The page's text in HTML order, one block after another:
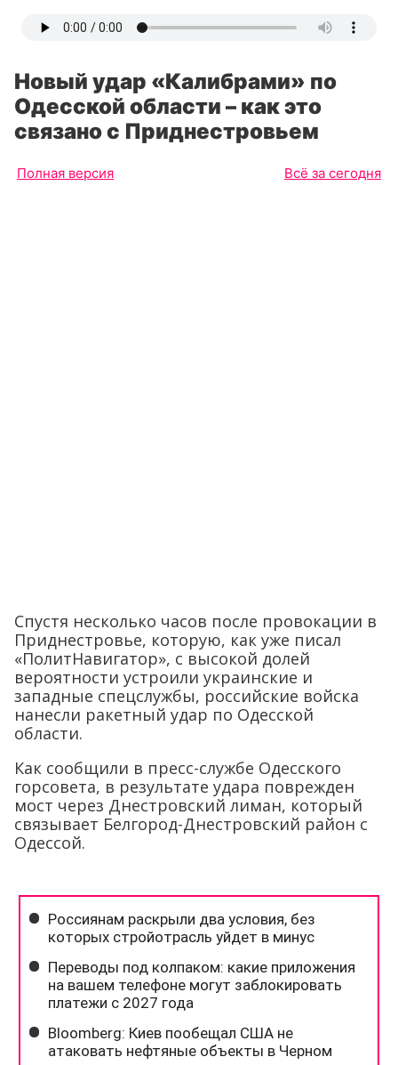
Новый удар «Калибрами» по
Одесской области – как это
связано с Приднестровьем
Полная версия Всё за сегодня
Спустя несколько часов после провокации в
Приднестровье, которую, как уже писал
«ПолитНавигатор», с высокой долей
вероятности устроили украинские и
западные спецслужбы, российские войска
нанесли ракетный удар по Одесской
области.
Как сообщили в пресс-службе Одесского
горсовета, в результате удара поврежден
мост через Днестровский лиман, который
связывает Белгород-Днестровский район с
Одессой.